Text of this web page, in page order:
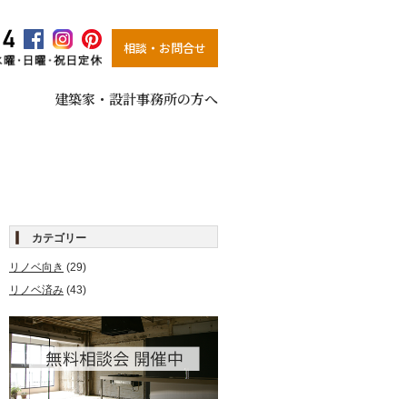
0120-266-564
相談・お問合せ
建築家・設計事務所の方へ
カテゴリー
リノベ向き (29)
リノベ済み (43)